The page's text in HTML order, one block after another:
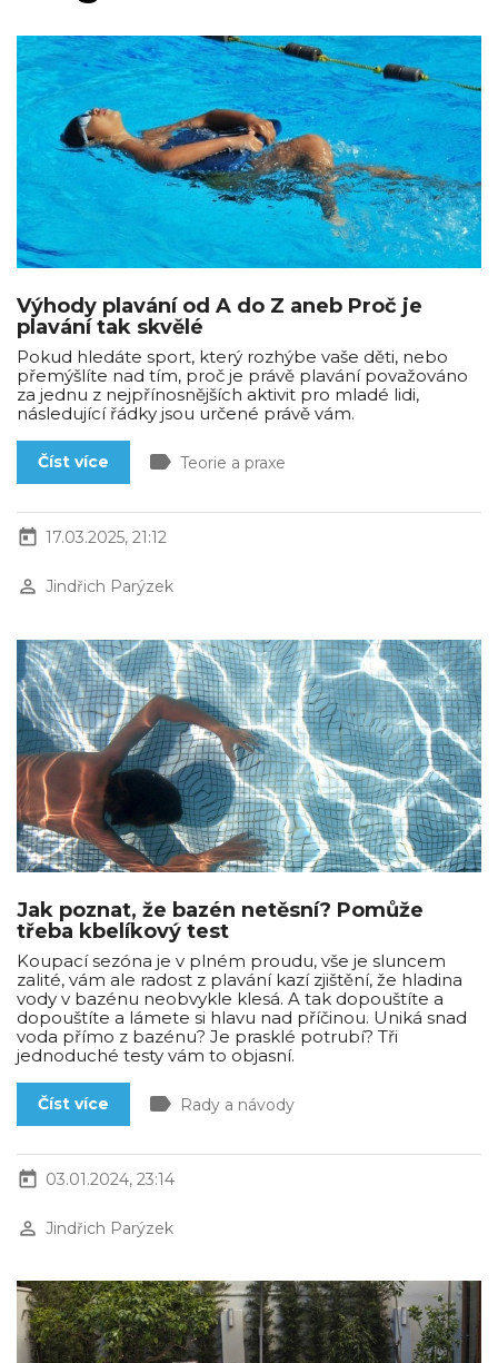
Výhody plavání od A do Z aneb Proč je
plavání tak skvělé
Pokud hledáte sport, který rozhýbe vaše děti, nebo
přemýšlíte nad tím, proč je právě plavání považováno
za jednu z nejpřínosnějších aktivit pro mladé lidi,
následující řádky jsou určené právě vám.
Číst více label Teorie a praxe
today 17.03.2025, 21:12
perm_identity Jindřich Parýzek
Jak poznat, že bazén netěsní? Pomůže
třeba kbelíkový test
Koupací sezóna je v plném proudu, vše je sluncem
zalité, vám ale radost z plavání kazí zjištění, že hladina
vody v bazénu neobvykle klesá. A tak dopouštíte a
dopouštíte a lámete si hlavu nad příčinou. Uniká snad
voda přímo z bazénu? Je prasklé potrubí? Tři
jednoduché testy vám to objasní.
Číst více label Rady a návody
today 03.01.2024, 23:14
perm_identity Jindřich Parýzek